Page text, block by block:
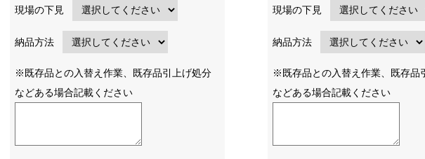
現場の下見
納品方法
※既存品との入替え作業、既存品引上げ処分
などある場合記載ください
現場の下見
納品方法
※既存品との入替え作業、既存品
などある場合記載ください